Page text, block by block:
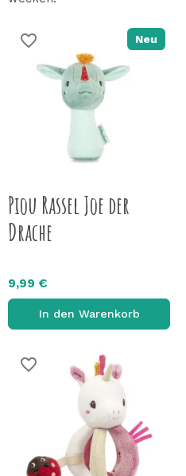
Neu
favorite_border
Piou Rassel Joe der
Drache
9,99 €
In den Warenkorb
favorite_border